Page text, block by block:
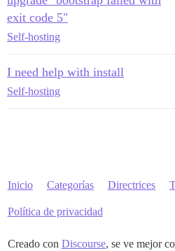
exit code 5"
Self-hosting
I need help with install
Self-hosting
Inicio Categorías Directrices
Política de privacidad
Creado con Discourse, se ve mejor